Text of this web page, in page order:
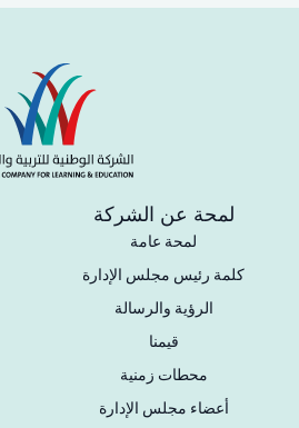
لمحة عن الشركة
لمحة عامة
كلمة رئيس مجلس الإدارة
الرؤية والرسالة
قيمنا
محطات زمنية
أعضاء مجلس الإدارة